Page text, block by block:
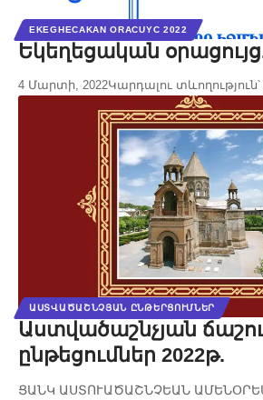
EKEGHECAKAN ORACUYC 2022
Եկեղեցական
4 Մարտի, 2022Կարդալու
ԱՍՏՎԱԾԱՇՆՉՅԱՆ ԸՆԹԵՐՑՈՒՄՆԵՐ
Աստվածաշնչյան
ընթեցումներ 2022թ.
ՑԱՆԿ ԱՍՏՈՒԱԾԱՇՆՉԵԱՆ